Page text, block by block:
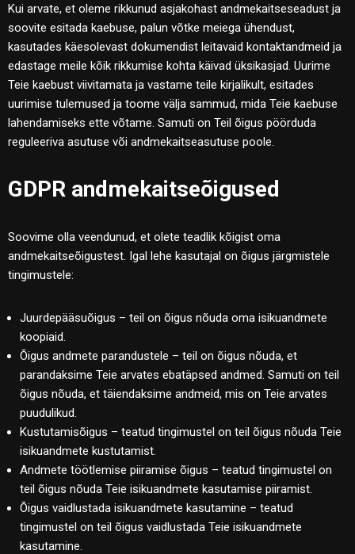
Kui arvate, et oleme rikkunud asjakohast andmekaitseseadust ja
soovite esitada kaebuse, palun võtke meiega ühendust,
kasutades käesolevast dokumendist leitavaid kontaktandmeid ja
edastage meile kõik rikkumise kohta käivad üksikasjad. Uurime
Teie kaebust viivitamata ja vastame teile kirjalikult, esitades
uurimise tulemused ja toome välja sammud, mida Teie kaebuse
lahendamiseks ette võtame. Samuti on Teil õigus pöörduda
reguleeriva asutuse või andmekaitseasutuse poole.
GDPR andmekaitseõigused
Soovime olla veendunud, et olete teadlik kõigist oma
andmekaitseõigustest. Igal lehe kasutajal on õigus järgmistele
tingimustele:
Juurdepääsuõigus – teil on õigus nõuda oma isikuandmete
koopiaid.
Õigus andmete parandustele – teil on õigus nõuda, et
parandaksime Teie arvates ebatäpsed andmed. Samuti on teil
õigus nõuda, et täiendaksime andmeid, mis on Teie arvates
puudulikud.
Kustutamisõigus – teatud tingimustel on teil õigus nõuda Teie
isikuandmete kustutamist.
Andmete töötlemise piiramise õigus – teatud tingimustel on
teil õigus nõuda Teie isikuandmete kasutamise piiramist.
Õigus vaidlustada isikuandmete kasutamine – teatud
tingimustel on teil õigus vaidlustada Teie isikuandmete
kasutamine.